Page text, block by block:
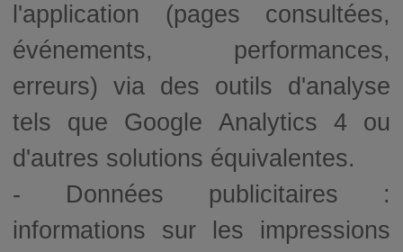
l'application (pages consultées,
événements, performances,
erreurs) via des outils d'analyse
tels que Google Analytics 4 ou
d'autres solutions équivalentes.
- Données publicitaires :
informations sur les impressions